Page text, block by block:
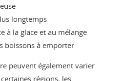
longtemps
à la glace et au mélange
boissons à emporter
peuvent également varier
régions, les